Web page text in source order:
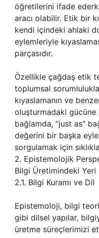
öğretilerini ifade
aracı olabilir. Etik bir
kendi içindeki ahlaki
eylemleriyle
parçasıdır.
Özellikle çağdaş etik
toplumsal
kıyaslamanın ve
oluşturmadaki gücüne
bağlamda, “just as”
değerini bir başka
sorgulamak için
2. Epistemolojik
Bilgi Üretimindeki Yeri
2.1. Bilgi Kuramı ve Dil
Epistemoloji, bilgi
gibi dilsel yapılar,
üretme süreçlerimizi